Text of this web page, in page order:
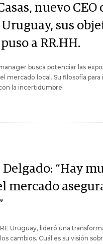
nuevo CEO
sus
a RR.HH.
busca potenciar las
mercado local. Su filosofía
la incertidumbre.
“Hay
mercado
Uruguay, lideró una
cambios. Cuál es su visión